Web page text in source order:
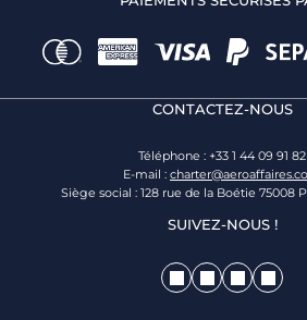
CONTACTEZ-NOUS
Téléphone : +33 1 44 09 91 82
E-mail :
Siège social : 128 rue de la Boétie 75008
SUIVEZ-NOUS !